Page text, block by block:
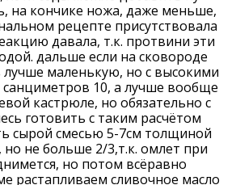
на кончике ножа, даже меньше,
рецепте присутствовала
давала, т.к. протвини эти
дальше если на сковороде
лучше маленькую, но с высокими
10, а лучше вообще
кастрюле, но обязательно с
готовить с таким расчётом
сырой смесью 5-7см толщиной
не больше 2/3,т.к. омлет при
но потом всёравно
растапливаем сливочное масло